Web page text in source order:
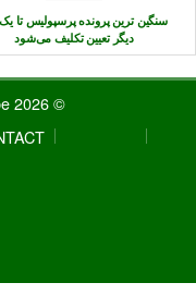
سنگین ترین پرونده پرسپولیس تا
دیگر تعیین تکلیف می‌شود
© 2026 Copyright Football Tribe